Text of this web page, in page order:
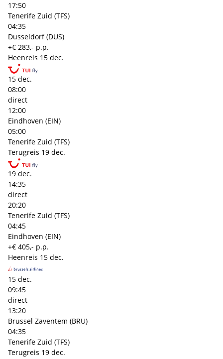
17:50
Tenerife Zuid (TFS)
04:35
Dusseldorf (DUS)
+€ 283,- p.p.
Heenreis 15 dec.
15 dec.
08:00
direct
12:00
Eindhoven (EIN)
05:00
Tenerife Zuid (TFS)
Terugreis 19 dec.
19 dec.
14:35
direct
20:20
Tenerife Zuid (TFS)
04:45
Eindhoven (EIN)
+€ 405,- p.p.
Heenreis 15 dec.
15 dec.
09:45
direct
13:20
Brussel Zaventem (BRU)
04:35
Tenerife Zuid (TFS)
Terugreis 19 dec.